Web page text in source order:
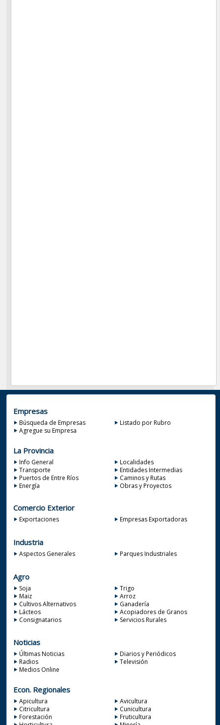
Empresas
Búsqueda de Empresas
Listado por Rubro
Agregue su Empresa
La Provincia
Info General
Localidades
Transporte
Entidades Intermedias
Puertos de Entre Ríos
Caminos y Rutas
Energía
Obras y Proyectos
Comercio Exterior
Exportaciones Empresas Exportadoras
Industria
Aspectos Generales Parques Industriales
Agro
Soja
Trigo
Maiz
Arroz
Cultivos Alternativos
Ganadería
Lácteos
Acopiadores de Granos
Consignatarios
Servicios Rurales
Noticias
Últimas Noticias
Diarios y Periódicos
Radios
Televisión
Medios Online
Econ. Regionales
Apicultura
Avicultura
Citricultura
Cunicultura
Forestación
Fruticultura